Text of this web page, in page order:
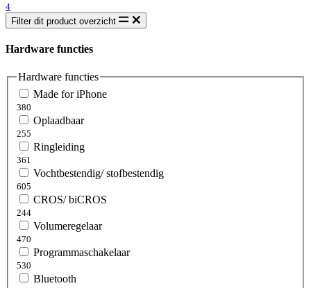
4
Filter dit product overzicht
Hardware functies
Hardware functies
Made for iPhone
380
Oplaadbaar
255
Ringleiding
361
Vochtbestendig/ stofbestendig
605
CROS/ biCROS
244
Volumeregelaar
470
Programmaschakelaar
530
Bluetooth